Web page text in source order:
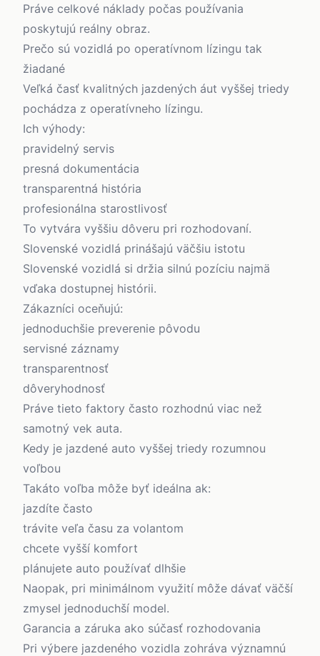
Práve celkové náklady počas používania
poskytujú reálny obraz.
Prečo sú vozidlá po operatívnom lízingu tak
žiadané
Veľká časť kvalitných jazdených áut vyššej triedy
pochádza z operatívneho lízingu.
Ich výhody:
pravidelný servis
presná dokumentácia
transparentná história
profesionálna starostlivosť
To vytvára vyššiu dôveru pri rozhodovaní.
Slovenské vozidlá prinášajú väčšiu istotu
Slovenské vozidlá si držia silnú pozíciu najmä
vďaka dostupnej histórii.
Zákazníci oceňujú:
jednoduchšie preverenie pôvodu
servisné záznamy
transparentnosť
dôveryhodnosť
Práve tieto faktory často rozhodnú viac než
samotný vek auta.
Kedy je jazdené auto vyššej triedy rozumnou
voľbou
Takáto voľba môže byť ideálna ak:
jazdíte často
trávite veľa času za volantom
chcete vyšší komfort
plánujete auto používať dlhšie
Naopak, pri minimálnom využití môže dávať väčší
zmysel jednoduchší model.
Garancia a záruka ako súčasť rozhodovania
Pri výbere jazdeného vozidla zohráva významnú